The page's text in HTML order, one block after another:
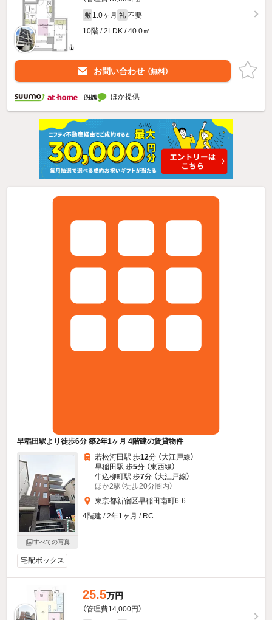
敷 1.0ヶ月 礼 不要
10階 / 2LDK / 40.0㎡
お問い合わせ （無料）
ほか提供
早稲田駅より徒歩6分 築2年1ヶ月 4階建の賃貸物件
すべての写真
若松河田駅 歩12分 （大江戸線）
早稲田駅 歩5分 （東西線）
牛込柳町駅 歩7分 （大江戸線）
ほか2駅（徒歩20分圏内）
東京都新宿区早稲田南町6-6
4階建 / 2年1ヶ月 / RC
宅配ボックス
25.5万円
（管理費14,000円）